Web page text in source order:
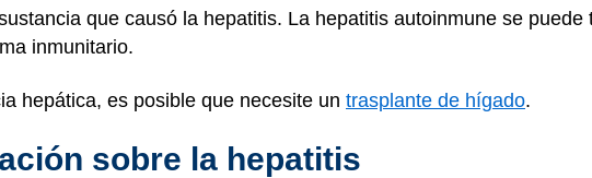
que causó la hepatitis. La hepatitis autoinmune se puede
inmunitario.
hepática, es posible que necesite un trasplante de hígado.
sobre la hepatitis